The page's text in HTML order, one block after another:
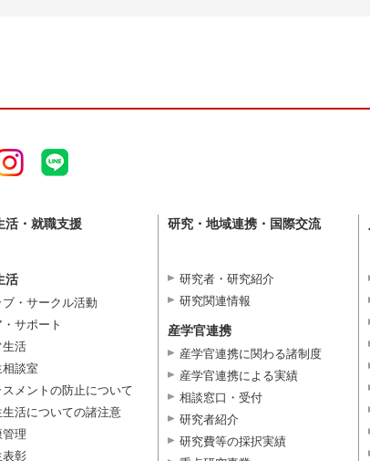
活・就職支援
活
ブ・サークル活動
・サポート
生活
談室
スメントの防止について
生活についての諸注意
理
表彰
研究・地域連携・国際交流
研究者・研究紹介
研究関連情報
産学官連携
産学官連携に関わる諸制度
産学官連携による実績
相談窓口・受付
研究者紹介
研究費等の採択実績